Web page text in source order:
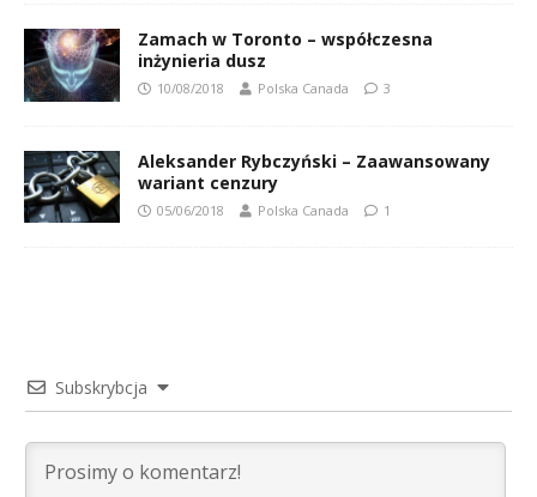
Zamach w Toronto – współczesna
inżynieria dusz
10/08/2018 Polska Canada 3
Aleksander Rybczyński – Zaawansowany
wariant cenzury
05/06/2018 Polska Canada 1
Subskrybcja